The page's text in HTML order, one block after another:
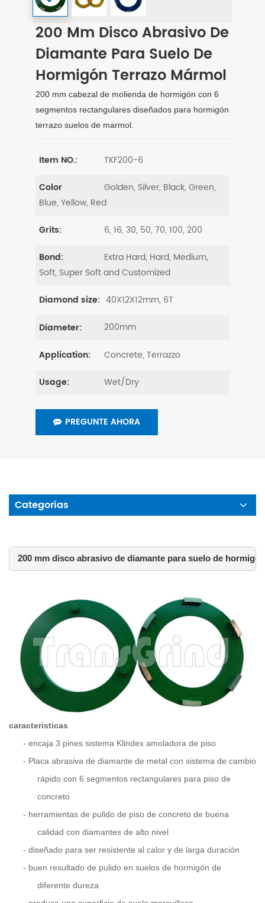
200 Mm Disco Abrasivo De
Diamante Para Suelo De
Hormigón Terrazo Mármol
200 mm cabezal de molienda de hormigón con 6
segmentos rectangulares diseñados para hormigón
terrazo suelos de marmol.
Item NO.: TKF200-6
Color
Golden, Silver, Black, Green,
Blue, Yellow, Red
Grits: 6, 16, 30, 50, 70, 100, 200
Bond:
Extra Hard, Hard, Medium,
Soft, Super Soft and Customized
Diamond size: 40X12X12mm, 6T
Diameter: 200mm
Application: Concrete, Terrazzo
Usage: Wet/Dry
PREGUNTE AHORA
Categorías
200 mm disco abrasivo de diamante para suelo de
caracteristicas
- encaja 3 pines sistema Klindex amoladora de piso
- Placa abrasiva de diamante de metal con sistema de cambio
rápido con 6 segmentos rectangulares para piso de
concreto
- herramientas de pulido de piso de concreto de buena
calidad con diamantes de alto nivel
- diseñado para ser resistente al calor y de larga duración
- buen resultado de pulido en suelos de hormigón de
diferente dureza